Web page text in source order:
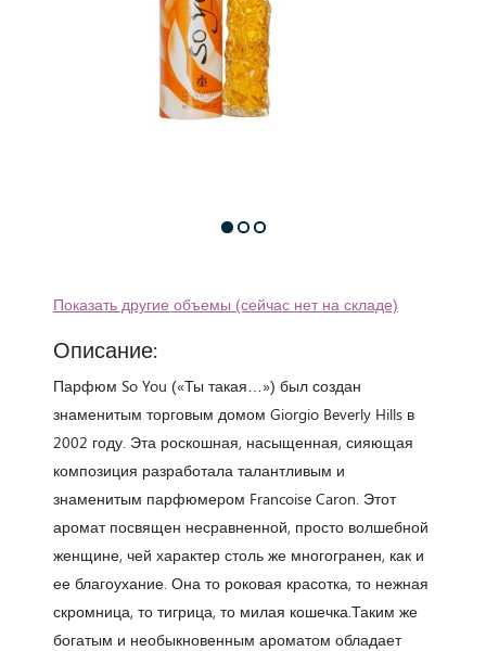
Показать другие объемы (сейчас нет на складе)
Описание:
Парфюм So You («Ты такая…») был создан
знаменитым торговым домом Giorgio Beverly Hills в
2002 году. Эта роскошная, насыщенная, сияющая
композиция разработала талантливым и
знаменитым парфюмером Francoise Caron. Этот
аромат посвящен несравненной, просто волшебной
женщине, чей характер столь же многогранен, как и
ее благоухание. Она то роковая красотка, то нежная
скромница, то тигрица, то милая кошечка.Таким же
богатым и необыкновенным ароматом обладает